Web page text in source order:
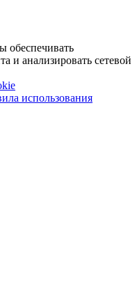
обеспечивать
и анализировать сетевой
использования